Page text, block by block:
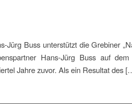
Jürg Buss unterstützt die Grebiner
Hans-Jürg Buss auf dem
Jahre zuvor. Als ein Resultat des